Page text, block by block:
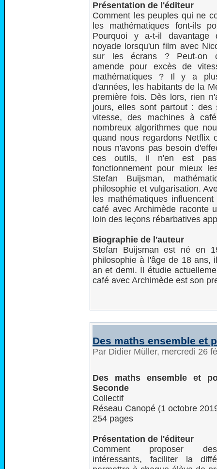
Présentation de l'éditeur
Comment les peuples qui ne
les mathématiques font-ils
Pourquoi y a-t-il davantage
noyade lorsqu'un film avec
sur les écrans ? Peut-on
amende pour excès de
mathématiques ? Il y a
d'années, les habitants de la
première fois. Dès lors, rien
jours, elles sont partout : des
vitesse, des machines à
nombreux algorithmes que
quand nous regardons Netflix
nous n'avons pas besoin
ces outils, il n'en est pas
fonctionnement pour mieux
Stefan Buijsman,
philosophie et vulgarisation.
les mathématiques
café avec Archimède raconte
loin des leçons rébarbatives
Biographie de l'auteur
Stefan Buijsman est né en
philosophie à l'âge de 18 ans,
an et demi. Il étudie
café avec Archimède est son
Des maths ensemble et
Par Didier Müller, mercredi 26
Des maths ensemble et
Seconde
Collectif
Réseau Canopé (1 octobre
254 pages
Présentation de l'éditeur
Comment proposer
intéressants, faciliter la